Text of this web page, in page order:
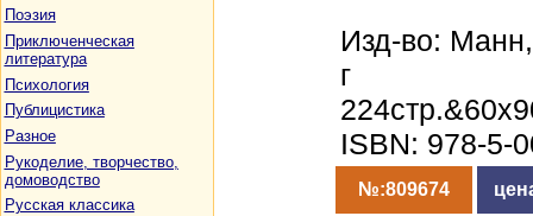
Поэзия
Приключенческая
литература
Психология
Публицистика
Разное
Рукоделие, творчество,
домоводство
Русская классика
Изд-во:
г
ISBN: 978-5-
№:809674